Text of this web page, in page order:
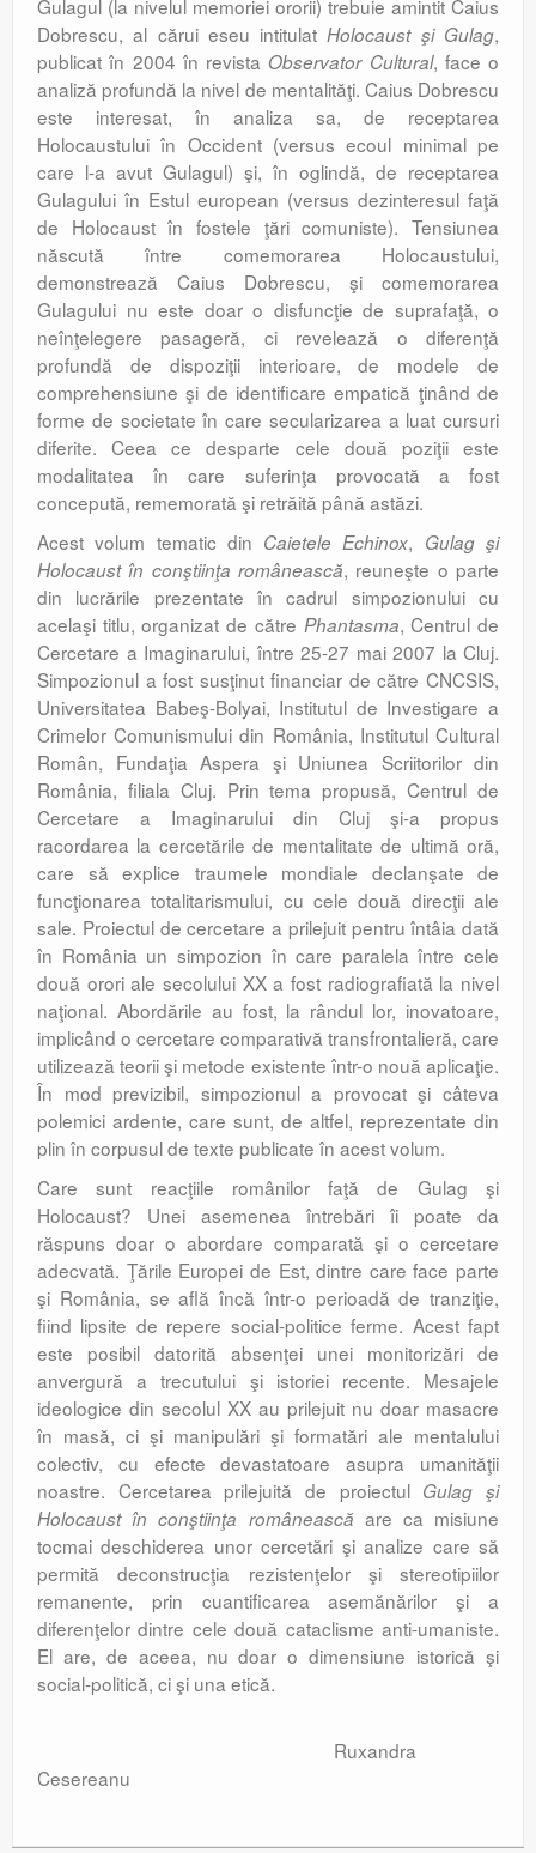
Gulagul (la nivelul memoriei ororii) trebuie amintit Caius
Dobrescu, al cărui eseu intitulatHolocaust şi Gulag,
publicat în 2004 în revista Observator Cultural, face o
analiză profundă la nivel de mentalităţi. Caius Dobrescu
este interesat, în analiza sa, de receptarea
Holocaustului în Occident (versus ecoul minimal pe
care l-a avut Gulagul) şi, în oglindă, de receptarea
Gulagului în Estul european (versus dezinteresul faţă
de Holocaust în fostele ţări comuniste). Tensiunea
născută între comemorarea Holocaustului,
demonstrează Caius Dobrescu, şi comemorarea
Gulagului nu este doar o disfuncţie de suprafaţă, o
neînţelegere pasageră, ci revelează o diferenţă
profundă de dispoziţii interioare, de modele de
comprehensiune şi de identificare empatică ţinând de
forme de societate în care secularizarea a luat cursuri
diferite. Ceea ce desparte cele două poziţii este
modalitatea în care suferinţa provocată a fost
concepută, rememorată şi retrăită până astăzi.
Acest volum tematic din Caietele Echinox, Gulag şi
Holocaust în conştiinţa românească, reuneşte o parte
din lucrările prezentate în cadrul simpozionului cu
acelaşi titlu, organizat de către Phantasma, Centrul de
Cercetare a Imaginarului, între 25-27 mai 2007 la Cluj.
Simpozionul a fost susţinut financiar de către CNCSIS,
Universitatea Babeş-Bolyai, Institutul de Investigare a
Crimelor Comunismului din România, Institutul Cultural
Român, Fundaţia Aspera şi Uniunea Scriitorilor din
România, filiala Cluj. Prin tema propusă, Centrul de
Cercetare a Imaginarului din Cluj şi-a propus
racordarea la cercetările de mentalitate de ultimă oră,
care să explice traumele mondiale declanşate de
funcţionarea totalitarismului, cu cele două direcţii ale
sale. Proiectul de cercetare a prilejuit pentru întâia dată
în România un simpozion în care paralela între cele
două orori ale secolului XX a fost radiografiată la nivel
naţional. Abordările au fost, la rândul lor, inovatoare,
implicând o cercetare comparativă transfrontalieră, care
utilizează teorii şi metode existente într-o nouă aplicaţie.
În mod previzibil, simpozionul a provocat şi câteva
polemici ardente, care sunt, de altfel, reprezentate din
plin în corpusul de texte publicate în acest volum.
Care sunt reacţiile românilor faţă de Gulag şi
Holocaust? Unei asemenea întrebări îi poate da
răspuns doar o abordare comparată şi o cercetare
adecvată. Ţările Europei de Est, dintre care face parte
şi România, se află încă într-o perioadă de tranziţie,
fiind lipsite de repere social-politice ferme. Acest fapt
este posibil datorită absenţei unei monitorizări de
anvergură a trecutului şi istoriei recente. Mesajele
ideologice din secolul XX au prilejuit nu doar masacre
în masă, ci şi manipulări şi formatări ale mentalului
colectiv, cu efecte devastatoare asupra umanităţii
noastre. Cercetarea prilejuită de proiectulGulag şi
Holocaust în conştiinţa românească are ca misiune
tocmai deschiderea unor cercetări şi analize care să
permită deconstrucţia rezistenţelor şi stereotipiilor
remanente, prin cuantificarea asemănărilor şi a
diferenţelor dintre cele două cataclisme anti-umaniste.
El are, de aceea, nu doar o dimensiune istorică şi
social-politică, ci şi una etică.
Ruxandra
Cesereanu